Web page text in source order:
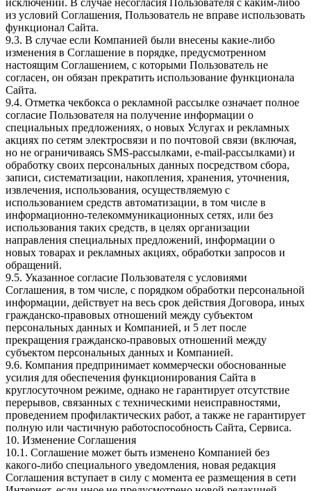
из условий Соглашения, Пользователь не вправе использовать
функционал Сайта.
9.3. В случае если Компанией были внесены какие-либо
изменения в Соглашение в порядке, предусмотренном
настоящим Соглашением, с которыми Пользователь не
согласен, он обязан прекратить использование функционала
Сайта.
9.4. Отметка чекбокса о рекламной рассылке означает полное
согласие Пользователя на получение информации о
специальных предложениях, о новых Услугах и рекламных
акциях по сетям электросвязи и по почтовой связи (включая,
но не ограничиваясь SMS-рассылками, e-mail-рассылками) и
обработку своих персональных данных посредством сбора,
записи, систематизации, накопления, хранения, уточнения,
извлечения, использования, осуществляемую с
использованием средств автоматизации, в том числе в
информационно-телекоммуникационных сетях, или без
использования таких средств, в целях организации
направления специальных предложений, информации о
новых товарах и рекламных акциях, обработки запросов и
обращений.
9.5. Указанное согласие Пользователя с условиями
Соглашения, в том числе, с порядком обработки персональной
информации, действует на весь срок действия Договора, иных
гражданско-правовых отношений между субъектом
персональных данных и Компанией, и 5 лет после
прекращения гражданско-правовых отношений между
субъектом персональных данных и Компанией.
9.6. Компания предпринимает коммерчески обоснованные
усилия для обеспечения функционирования Сайта в
круглосуточном режиме, однако не гарантирует отсутствие
перерывов, связанных с техническими неисправностями,
проведением профилактических работ, а также не гарантирует
полную или частичную работоспособность Сайта, Сервиса.
10. Изменение Соглашения
10.1. Соглашение может быть изменено Компанией без
какого-либо специального уведомления, новая редакция
Соглашения вступает в силу с момента ее размещения в сети